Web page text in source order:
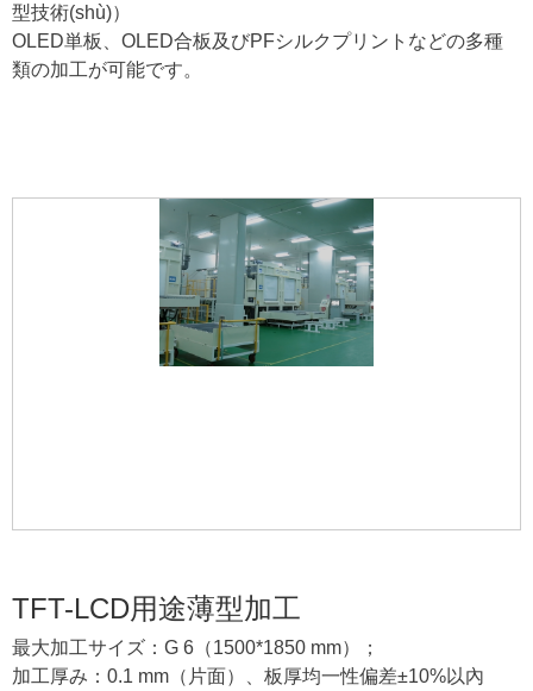
型技術(shù)）
OLED単板、OLED合板及びPFシルクプリントなどの多種
類の加工が可能です。
TFT-LCD用途薄型加工
最大加工サイズ：G 6（1500*1850 mm）；
加工厚み：0.1 mm（片面）、板厚均一性偏差±10%以內